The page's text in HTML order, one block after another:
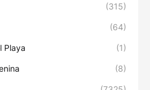
(315)
(64)
Playa (1)
(8)